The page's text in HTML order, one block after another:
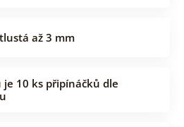
až 3 mm
je 10 ks připínáčků dle